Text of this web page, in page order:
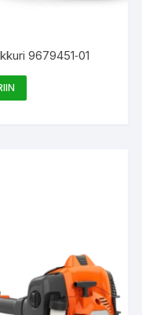
9679451‑01